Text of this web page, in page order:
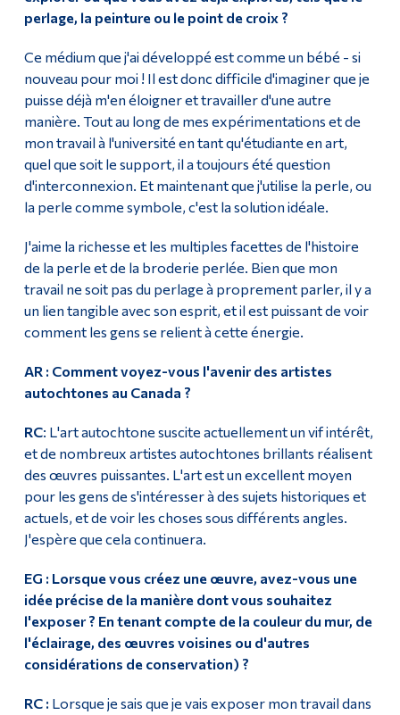
perlage, la peinture ou le point de croix ?
Ce médium que j'ai développé est comme un bébé - si
nouveau pour moi ! Il est donc difficile d'imaginer que je
puisse déjà m'en éloigner et travailler d'une autre
manière. Tout au long de mes expérimentations et de
mon travail à l'université en tant qu'étudiante en art,
quel que soit le support, il a toujours été question
d'interconnexion. Et maintenant que j'utilise la perle, ou
la perle comme symbole, c'est la solution idéale.
J'aime la richesse et les multiples facettes de l'histoire
de la perle et de la broderie perlée. Bien que mon
travail ne soit pas du perlage à proprement parler, il y a
un lien tangible avec son esprit, et il est puissant de voir
comment les gens se relient à cette énergie.
AR : Comment voyez-vous l'avenir des artistes
autochtones au Canada ?
RC: L'art autochtone suscite actuellement un vif intérêt,
et de nombreux artistes autochtones brillants réalisent
des œuvres puissantes. L'art est un excellent moyen
pour les gens de s'intéresser à des sujets historiques et
actuels, et de voir les choses sous différents angles.
J'espère que cela continuera.
EG : Lorsque vous créez une œuvre, avez-vous une
idée précise de la manière dont vous souhaitez
l'exposer ? En tenant compte de la couleur du mur, de
l'éclairage, des œuvres voisines ou d'autres
considérations de conservation) ?
RC : Lorsque je sais que je vais exposer mon travail dans